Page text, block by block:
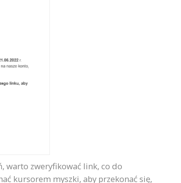
warto zweryfikować link, co do
kursorem myszki, aby przekonać się,